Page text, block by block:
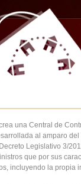
una Central de
al amparo
Legislativo 3/
que por sus
incluyendo la propia